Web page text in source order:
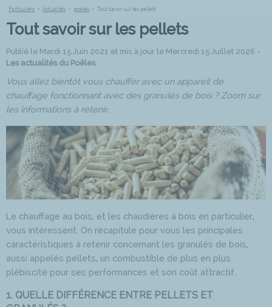
Particuliers > Actualités > poeles > Tout savoir sur les pellets
Tout savoir sur les pellets
Publié le Mardi 15 Juin 2021 et mis à jour le Mercredi 15 Juillet 2026 -
Les actualités du Poêles
Vous allez bientôt vous chauffer avec un appareil de
chauffage fonctionnant avec des granulés de bois ? Zoom sur
les informations à retenir.
Le chauffage au bois, et les chaudières à bois en particulier,
vous intéressent. On récapitule pour vous les principales
caractéristiques à retenir concernant les granulés de bois,
aussi appelés pellets, un combustible de plus en plus
plébiscité pour ses performances et son coût attractif.
1. QUELLE DIFFÉRENCE ENTRE PELLETS ET